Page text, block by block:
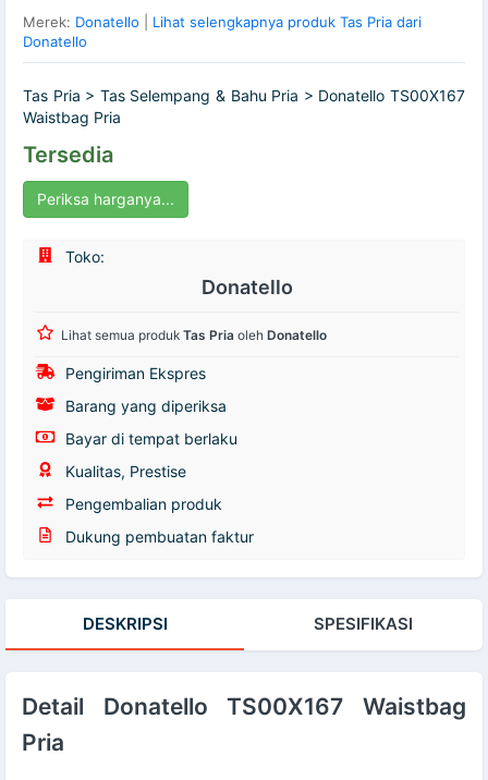
Merek: Donatello
Lihat selengkapnya produk Tas Pria dari
Donatello
Tas Pria > Tas Selempang & Bahu Pria > Donatello TS00X167
Waistbag Pria
Tersedia
Periksa harganya...
Toko:
Donatello
Lihat semua produk Tas Pria oleh Donatello
Pengiriman Ekspres
Barang yang diperiksa
Bayar di tempat berlaku
Kualitas, Prestise
Pengembalian produk
Dukung pembuatan faktur
DESKRIPSI SPESIFIKASI
Detail Donatello TS00X167 Waistbag
Pria